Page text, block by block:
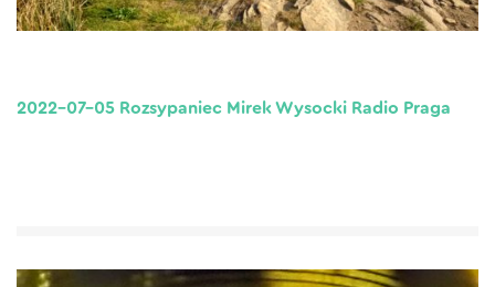
2022-07-05 Rozsypaniec Mirek Wysocki Radio Praga